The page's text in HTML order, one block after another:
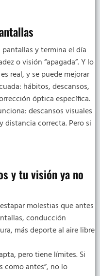
y termina el día
o visión “apagada”. Y lo
real, y se puede mejorar
hábitos, descansos,
óptica específica.
descansos visuales
distancia correcta. Pero si
y tu visión ya no
molestias que antes
conducción
más deporte al aire libre
pero tiene límites. Si
como antes”, no lo